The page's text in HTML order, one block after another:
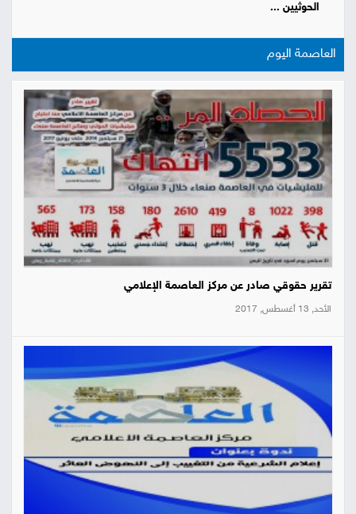
الحوثيين ...
العاصمة اليوم
تقرير حقوقي صادر عن مركز العاصمة الإعلامي
الأحد, 13 أغسطس, 2017